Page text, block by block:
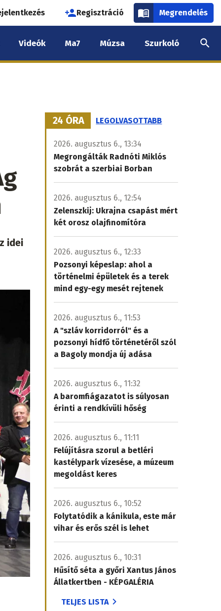
Regisztráció Megrendelés
Videók Ma7 Múzsa Szurkoló
idei
24 ÓRA LEGOLVASOTTABB
2026. augusztus 6., 13:34
Megrongálták Radnóti Miklós
szobrát a szerbiai Borban
2026. augusztus 6., 12:54
Zelenszkij: Ukrajna csapást mért
két orosz olajfinomítóra
2026. augusztus 6., 12:33
Pozsonyi képeslap: ahol a
történelmi épületek és a terek
mind egy-egy mesét rejtenek
2026. augusztus 6., 11:53
A "szláv korridorról" és a
pozsonyi hídfő történetéről szól
a Bagoly mondja új adása
2026. augusztus 6., 11:32
A baromfiágazatot is súlyosan
érinti a rendkívüli hőség
2026. augusztus 6., 11:11
Felújításra szorul a betléri
kastélypark vízesése, a múzeum
megoldást keres
2026. augusztus 6., 10:52
Folytatódik a kánikula, este már
vihar és erős szél is lehet
2026. augusztus 6., 10:31
Hűsítő séta a győri Xantus János
Állatkertben - KÉPGALÉRIA
TELJES LISTA